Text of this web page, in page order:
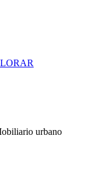
urbano